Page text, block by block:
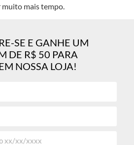
muito mais tempo.
SE E GANHE UM
DE R$ 50 PARA
NOSSA LOJA!